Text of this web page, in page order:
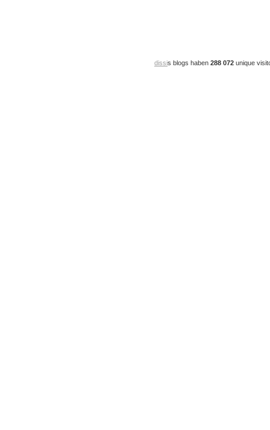
dissis blogs haben 288 072 unique